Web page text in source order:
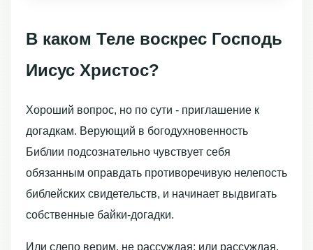
В каком Теле воскрес Господь
Иисус Христос?
Хороший вопрос, но по сути - приглашение к
догадкам. Верующий в богодухновенность
Библии подсознательно чувствует себя
обязанным оправдать противоречивую нелепость
библейских свидетельств, и начинает выдвигать
собственные байки-догадки.
Или слепо верим, не рассуждая; или рассуждая,